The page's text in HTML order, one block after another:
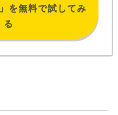
を無料で試してみ
る